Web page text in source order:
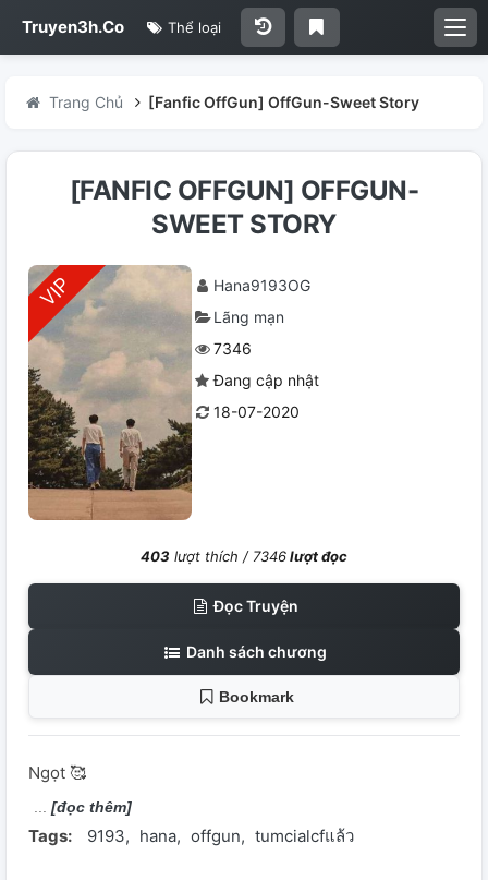
Truyen3h.Co Thể loại
Trang Chủ [Fanfic OffGun] OffGun-Sweet Story
[FANFIC OFFGUN] OFFGUN-
SWEET STORY
Hana9193OG
Lãng mạn
7346
Đang cập nhật
18-07-2020
403 lượt thích / 7346lượt đọc
Đọc Truyện
Danh sách chương
Bookmark
Ngọt 🥰
[đọc thêm]
Tags: 9193 hana offgun tumcialcfแล้ว